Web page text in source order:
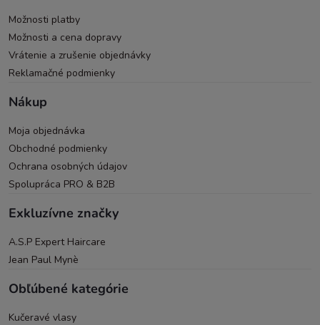
Možnosti platby
Možnosti a cena dopravy
Vrátenie a zrušenie objednávky
Reklamačné podmienky
Nákup
Moja objednávka
Obchodné podmienky
Ochrana osobných údajov
Spolupráca PRO & B2B
Exkluzívne značky
A.S.P Expert Haircare
Jean Paul Mynè
Obľúbené kategórie
Kučeravé vlasy